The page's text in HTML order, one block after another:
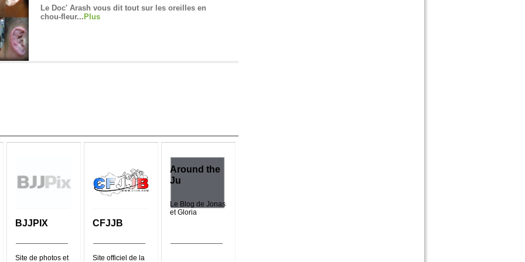
Le Doc' Arash vous dit tout sur les oreilles en
chou-fleur... Plus
2018
de tournoi
BJJPIX
Site de photos et
CFJJB
Site officiel de la
Around the
Ju
Le Blog de Jonas
et Gloria